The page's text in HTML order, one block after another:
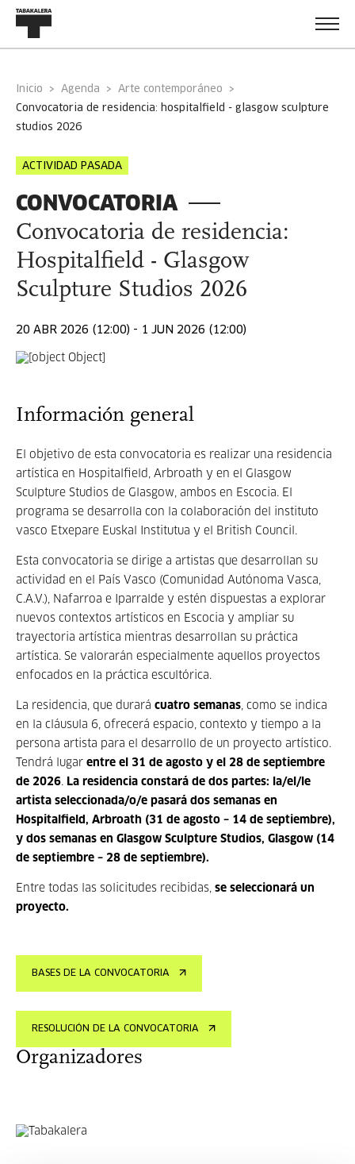
Inicio Agenda
Arte contemporáneo
convocatoria de residencia: hospitalfield - glasgow sculpture
studios 2026
ACTIVIDAD PASADA
CONVOCATORIA
Convocatoria de residencia:
Hospitalfield - Glasgow
Sculpture Studios 2026
20 ABR 2026 (12:00) - 1 JUN 2026 (12:00)
Información general
El objetivo de esta convocatoria es realizar una residencia
artística en Hospitalfield, Arbroath y en el Glasgow
Sculpture Studios de Glasgow, ambos en Escocia. El
programa se desarrolla con la colaboración del instituto
vasco Etxepare Euskal Institutua y el British Council.
Esta convocatoria se dirige a artistas que desarrollan su
actividad en el País Vasco (Comunidad Autónoma Vasca,
C.A.V.), Nafarroa e Iparralde y estén dispuestas a explorar
nuevos contextos artísticos en Escocia y ampliar su
trayectoria artística mientras desarrollan su práctica
artística. Se valorarán especialmente aquellos proyectos
enfocados en la práctica escultórica.
La residencia, que durará cuatro semanas, como se indica
en la cláusula 6, ofrecerá espacio, contexto y tiempo a la
persona artista para el desarrollo de un proyecto artístico.
Tendrá lugar entre el 31 de agosto y el 28 de septiembre
de 2026. La residencia constará de dos partes: la/el/le
artista seleccionada/o/e pasará dos semanas en
Hospitalfield, Arbroath (31 de agosto – 14 de septiembre),
y dos semanas en Glasgow Sculpture Studios, Glasgow (14
de septiembre – 28 de septiembre).
Entre todas las solicitudes recibidas, se seleccionará un
proyecto.
BASES DE LA CONVOCATORIA
RESOLUCIÓN DE LA CONVOCATORIA
Organizadores